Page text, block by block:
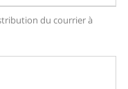
du courrier à